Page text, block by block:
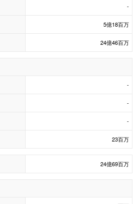
-
5億18百万
24億46百万
-
-
-
23百万
24億69百万